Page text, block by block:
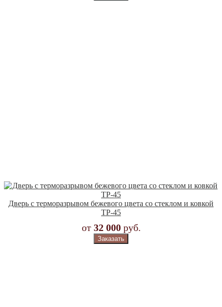
Дверь с терморазрывом бежевого цвета со стеклом и ковкой
ТР-45
от 32 000 руб.
Заказать